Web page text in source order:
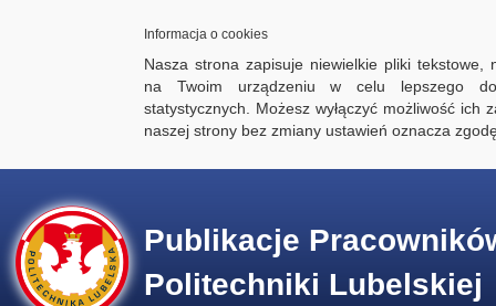
Informacja o cookies
Nasza strona zapisuje niewielkie pliki tekstowe,
na Twoim urządzeniu w celu lepszego
statystycznych. Możesz wyłączyć możliwość ich
naszej strony bez zmiany ustawień oznacza
Publikacje
Politechniki Lubelskiej